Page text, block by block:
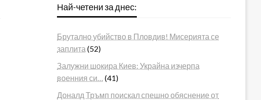
Най-четени за днес:
Брутално убийство в Пловдив! Мисерията се
заплита (52)
Залужни шокира Киев: Украйна изчерпа
военния си…
(41)
Доналд Тръмп поискал спешно обяснение от